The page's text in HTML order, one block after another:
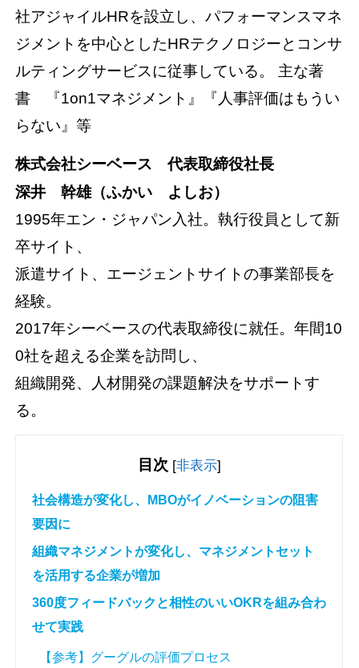
社アジャイルHRを設立し、パフォーマンスマネ
ジメントを中心としたHRテクノロジーとコンサ
ルティングサービスに従事している。 主な著
書 『1on1マネジメント』『人事評価はもうい
らない』等
株式会社シーベース 代表取締役社長
深井 幹雄（ふかい よしお）
1995年エン・ジャパン入社。執行役員として新
卒サイト、
派遣サイト、エージェントサイトの事業部長を
経験。
2017年シーベースの代表取締役に就任。年間10
0社を超える企業を訪問し、
組織開発、人材開発の課題解決をサポートす
る。
目次 [非表示]
社会構造が変化し、MBOがイノベーションの阻害
要因に
組織マネジメントが変化し、マネジメントセット
を活用する企業が増加
360度フィードバックと相性のいいOKRを組み合わ
せて実践
【参考】グーグルの評価プロセス